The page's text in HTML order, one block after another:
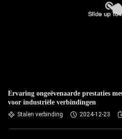
Ervaring ongeëvenaarde prestaties
voor industriële verbindingen
Stalen verbinding 2024-12-23